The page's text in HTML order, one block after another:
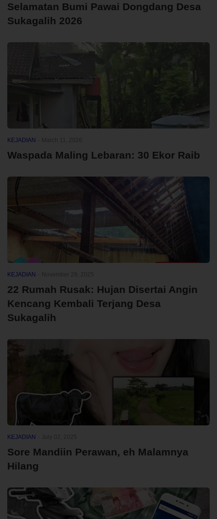
Selamatan Bumi Pawai Dongdang Desa
Sukagalih 2026
KEJADIAN
Waspada Maling Lebaran: 30 Ekor Raib
KEJADIAN
22 Rumah Rusak: Hujan Disertai Angin
Kencang Kembali Terjang Desa
Sukagalih
KEJADIAN
Sore Mandiin Perawan, eh Malamnya
Hilang